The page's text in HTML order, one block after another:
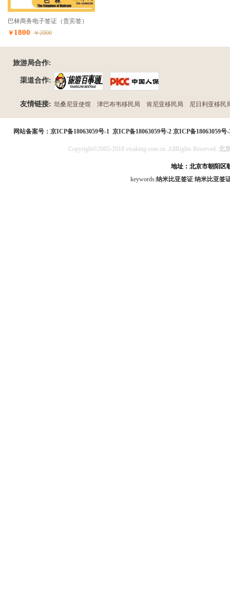
巴林商务电子签证（贵宾签）
￥ 1800 ￥2000
旅游局合作:
渠道合作:
友情链接: 坦桑尼亚使馆 津巴布韦移民局 肯尼亚移民局 尼日利亚移民
网站备案号： 京ICP备18063059号-1 京ICP备18063059号-2 京ICP备18063059号-
Copyright©2005-2018 visaking.com.cn. AllRights Reserved. 北
地址：北京市朝阳区
keywords:纳米比亚签证 纳米比亚签